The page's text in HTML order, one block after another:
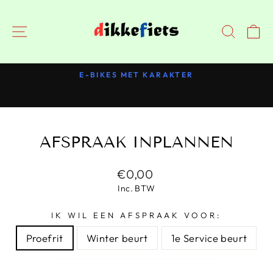
E-BIKES MET KARAKTER
AFSPRAAK INPLANNEN
Normale
prijs
€0,00
Inc. BTW
IK WIL EEN AFSPRAAK VOOR:
Proefrit Winter beurt 1e Service beurt